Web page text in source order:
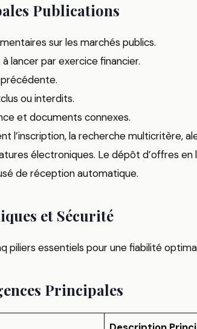
Publications
sur les marchés publics.
lancer par exercice financier.
précédente.
ou interdits.
et documents connexes.
l’inscription, la recherche multicritère,
électroniques. Le dépôt d’offres en
de réception automatique.
et Sécurité
piliers essentiels pour une fiabilité
Principales